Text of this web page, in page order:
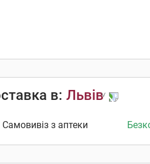
в: Львів
Самовивіз з аптеки